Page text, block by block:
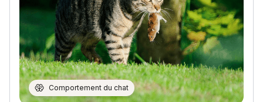
Comportement du chat